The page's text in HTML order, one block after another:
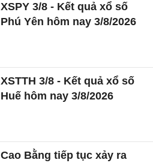
XSPY 3/8 - Kết quả xổ số
Phú Yên hôm nay 3/8/2026
XSTTH 3/8 - Kết quả xổ số
Huế hôm nay 3/8/2026
Cao Bằng tiếp tục xảy ra